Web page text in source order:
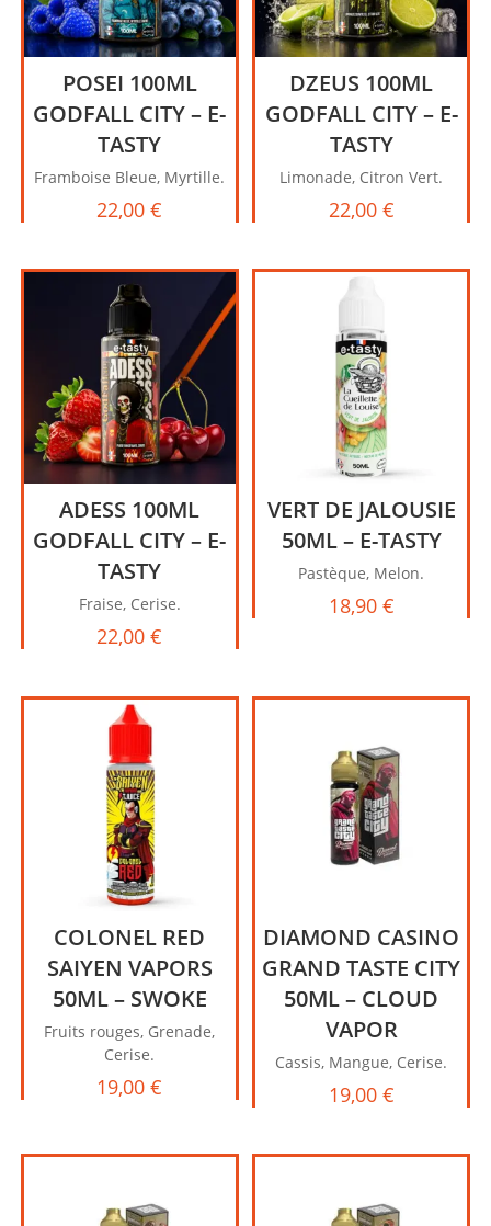
POSEI 100ML
GODFALL CITY – E-
TASTY
Framboise Bleue, Myrtille.
22,00€
DZEUS 100ML
GODFALL CITY – E-
TASTY
Limonade, Citron Vert.
22,00 €
ADESS 100ML
GODFALL CITY – E-
TASTY
Fraise, Cerise.
22,00€
VERT DE JALOUSIE
50ML – E-TASTY
Pastèque, Melon.
18,90 €
COLONEL RED
SAIYEN VAPORS
50ML – SWOKE
Fruits rouges, Grenade,
Cerise.
19,00€
DIAMOND CASINO
GRAND TASTE CITY
50ML – CLOUD
VAPOR
Cassis, Mangue, Cerise.
19,00 €